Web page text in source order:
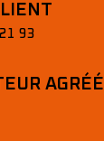
93
AGRÉÉ